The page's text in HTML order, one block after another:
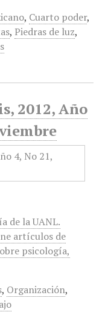
, Cuarto poder,
, Piedras de luz,
2012, Año
de la UANL.
artículos de
psicología,
, Organización,